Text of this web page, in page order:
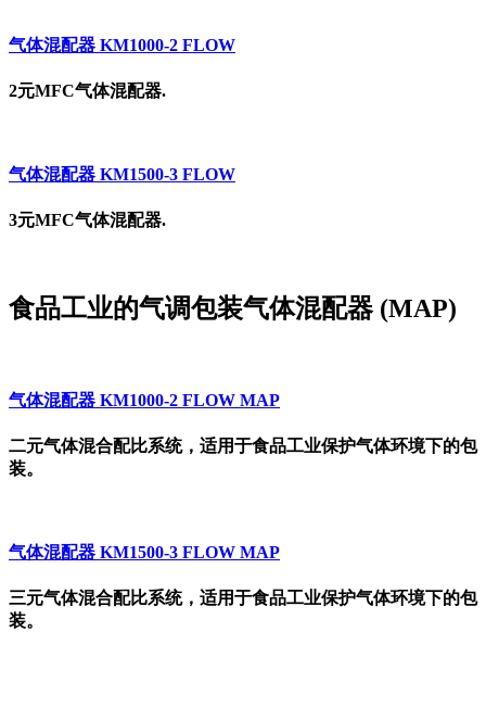
气体混配器 KM1000-2 FLOW
2元MFC气体混配器.
气体混配器 KM1500-3 FLOW
3元MFC气体混配器.
食品工业的气调包装气体混配器 (MAP)
气体混配器 KM1000-2 FLOW MAP
二元气体混合配比系统，适用于食品工业保护气体环境下的包
装。
气体混配器 KM1500-3 FLOW MAP
三元气体混合配比系统，适用于食品工业保护气体环境下的包
装。